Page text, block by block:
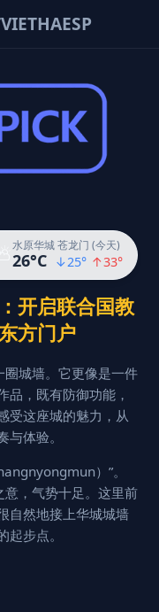
VIETHAESP
水原华城 苍龙门 (今天)
26°C ↓25° ↑33°
开启联合国教
方门户
圈城墙。它更像是一件
品，既有防御功能，
受这座城的魅力，从
体验。
）”。
意，气势十足。这里前
自然地接上华城城墙
步点。